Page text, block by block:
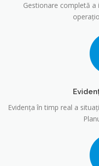
Gestionare completă
Evidența în timp real a